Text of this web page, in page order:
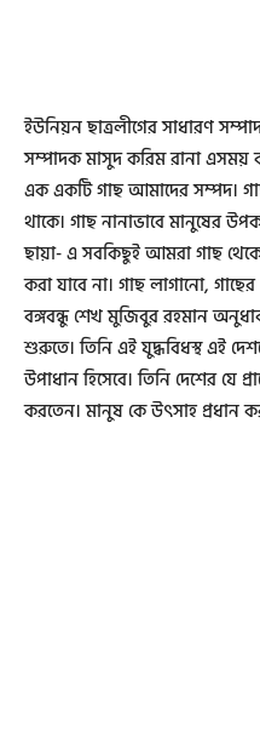
ইউনিয়ন ছাত্রলীগের সাধারণ
সম্পাদক মাসুদ করিম রানা এসময়
এক একটি গাছ আমাদের সম্পদ।
থাকে। গাছ নানাভাবে মানুষের
ছায়া- এ সবকিছুই আমরা গাছ
করা যাবে না। গাছ লাগানো,
বঙ্গবন্ধু শেখ মুজিবুর রহমান
শুরুতে। তিনি এই যুদ্ধবিধস্থ এই
উপাধান হিসেবে। তিনি দেশের যে
করতেন। মানুষ কে উৎসাহ প্রধান